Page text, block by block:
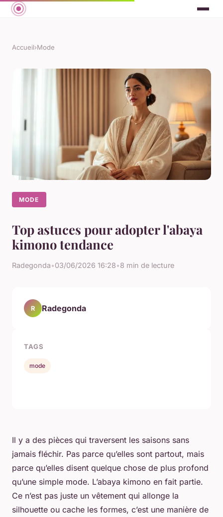
Accueil›Mode
MODE
Top astuces pour adopter l'abaya
kimono tendance
Radegonda•03/06/2026 16:28•8 min de lecture
Il y a des pièces qui traversent les saisons sans
jamais fléchir. Pas parce qu’elles sont partout, mais
parce qu’elles disent quelque chose de plus profond
qu’une simple mode. L’abaya kimono en fait partie.
Ce n’est pas juste un vêtement qui allonge la
silhouette ou cache les formes, c’est une manière de
R Radegonda
TAGS
mode